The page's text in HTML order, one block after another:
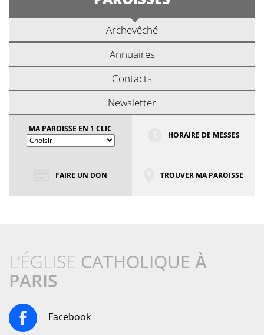
Archevêché
Annuaires
Contacts
Newsletter
MA PAROISSE EN 1 CLIC
HORAIRE DE MESSES
FAIRE UN DON TROUVER MA PAROISSE
L’ÉGLISE CATHOLIQUE À
PARIS
Facebook